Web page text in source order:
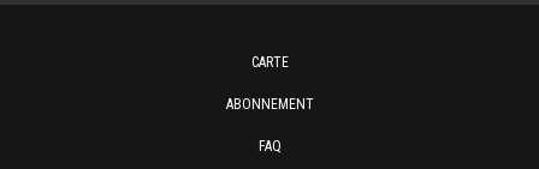
CARTE
ABONNEMENT
FAQ